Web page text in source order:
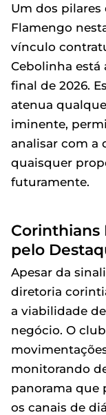
Um dos
Flamengo
vínculo
Cebolinha está
final de 2026.
atenua
iminente,
analisar com a
quaisquer
futuramente.
Corinthians
pelo
Apesar da
diretoria
a viabilidade
negócio. O
monitorando
panorama que
os canais de